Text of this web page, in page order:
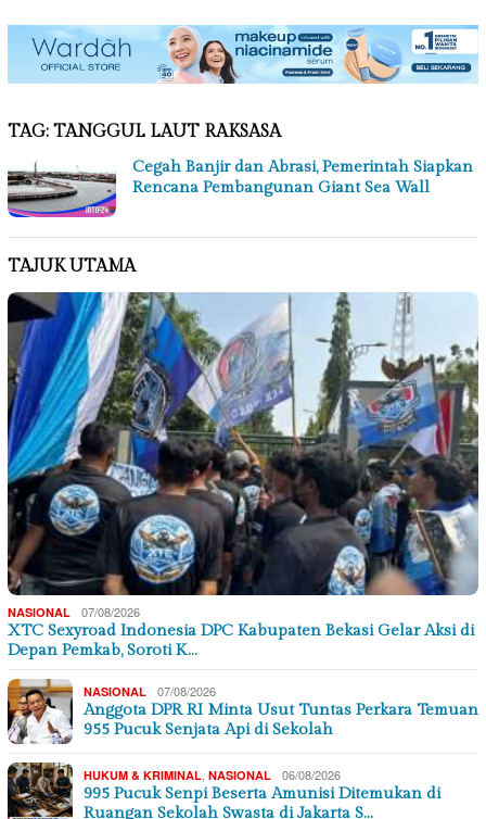
TAG: TANGGUL LAUT RAKSASA
Cegah Banjir dan Abrasi, Pemerintah Siapkan
Rencana Pembangunan Giant Sea Wall
TAJUK UTAMA
NASIONAL 07/08/2026
XTC Sexyroad Indonesia DPC Kabupaten Bekasi Gelar Aksi di
Depan Pemkab, Soroti K…
NASIONAL 07/08/2026
Anggota DPR RI Minta Usut Tuntas Perkara Temuan
955 Pucuk Senjata Api di Sekolah
HUKUM & KRIMINAL NASIONAL 06/08/2026
995 Pucuk Senpi Beserta Amunisi Ditemukan di
Ruangan Sekolah Swasta di Jakarta S…